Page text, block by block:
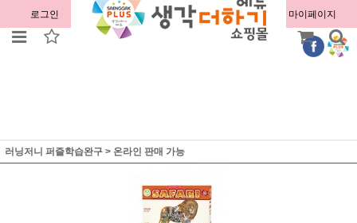
로그인 회원가입 주문조회 마이페이지
러닝저니 퍼즐학습완구 > 온라인 판매 가능